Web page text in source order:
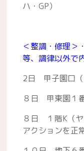
ハ・GP）
＜整調・修理＞
等、調律以外で
2日 甲子園口（
８日 甲東園１
８日 １階K（
アクションを正